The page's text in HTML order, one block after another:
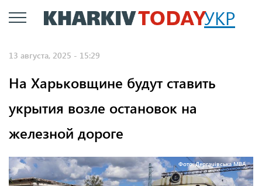
Перейти
к
УКР
13 августа, 2025 - 15:29
На Харьковщине будут ставить
укрытия возле остановок на
железной дороге
Фото: Дергачівська МВА.